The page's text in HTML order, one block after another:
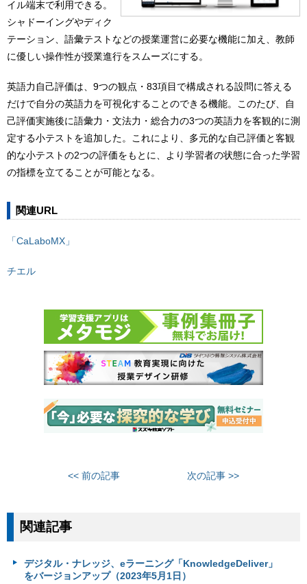
イル端末で利用できる。
シャドーイングやディク
テーション、語彙テストなどの授業運営に必要な機能に加え、教師
に優しい操作性が授業進行をスムーズにする。
英語力自己評価は、9つの観点・83項目で構成される設問に答える
だけで自分の英語力を可視化することのできる機能。このたび、自
己評価実施後に語彙力・文法力・総合力の3つの英語力を客観的に測
定する小テストを追加した。これにより、多元的な自己評価と客観
的な小テストの2つの評価をもとに、より学習者の状態に合った学習
の指標を立てることが可能となる。
関連URL
「CaLaboMX」
チエル
<< 前の記事 次の記事 >>
関連記事
デジタル・ナレッジ、eラーニング「KnowledgeDeliver」
をバージョンアップ（2023年5月1日）